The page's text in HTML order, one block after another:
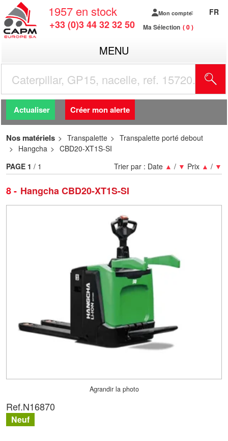
1957 en stock
+33 (0)3 44 32 32 50
Mon compte
Ma Sélection 0
FR
MENU
Actualiser Créer mon alerte
Nos matériels Transpalette
Transpalette porté debout
Hangcha
CBD20-XT1S-SI
8 Hangcha CBD20-XT1S-SI
Trier par : Date ▲ / ▼ Prix ▲ / ▼
PAGE 1 / 1
Agrandir la photo
Ref.N16870
Neuf